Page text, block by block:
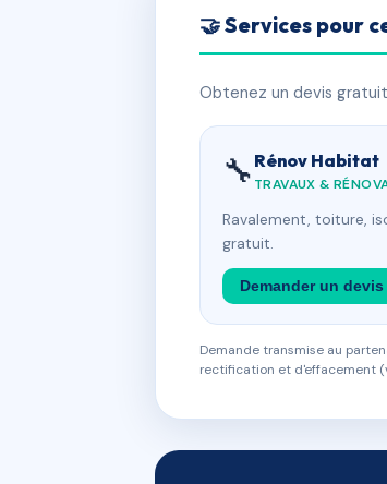
🤝 Services pour
Obtenez un devis
🔧 Rénov Habitat
TRAVAUX &
Ravalement, toiture,
gratuit.
Demander un
Demande transmise au
rectification et d'effacement